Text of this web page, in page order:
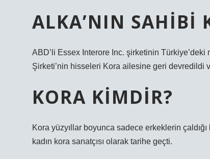
ALKA’NIN SAHIBI
ABD’li Essex Interore Inc. şirketinin
Şirketi’nin hisseleri Kora ailesine geri devredildi
KORA KIMDIR?
Kora yüzyıllar boyunca sadece erkeklerin
kadın kora sanatçısı olarak tarihe geçti.